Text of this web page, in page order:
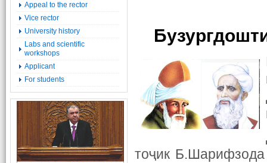
Appeal to the rector
Vice rector
University history
Labs and scientific
workshops
Applicant
For students
тоҷик